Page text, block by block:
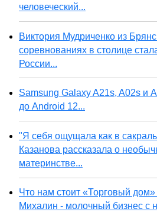
человеческий...
Виктория Мудриченко из
соревнованиях в столице
России...
Samsung Galaxy A21s, A02s и
до Android 12...
"Я себя ощущала как в
Казанова рассказала о
материнстве...
Что нам стоит «Торговый
Михалин - молочный бизнес с